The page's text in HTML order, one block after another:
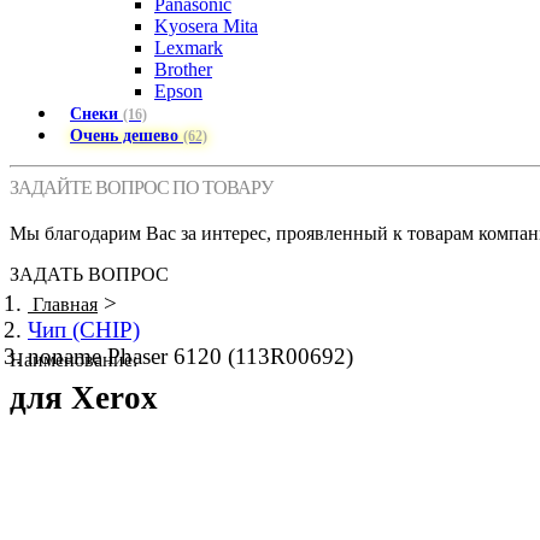
Panasonic
Kyosera Mita
Lexmark
Brother
Epson
Снеки (16)
Очень дешево(62)
ЗАДАЙТЕ ВОПРОС ПО ТОВАРУ
Мы благодарим Вас за интерес, проявленный к товарам
ЗАДАТЬ ВОПРОС
Главная >
Чип (CHIP)
noname Phaser 6120 (113R00692)
Наименование:
для Xerox